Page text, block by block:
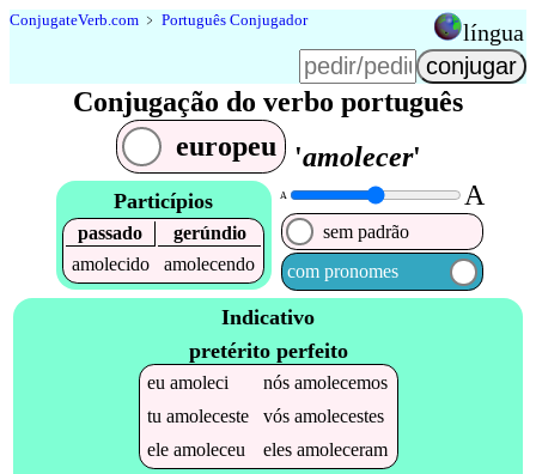
ConjugateVerb.com ﹥ Português Conjugador língua
Conjugação do verbo português
europeu
'amolecer'
Particípios
passado
gerúndio
amolecido
amolecendo
A A
sem padrão
com pronomes
Indicativo
pretérito perfeito
euamoleci nósamolecemos
tuamoleceste vósamolecestes
eleamoleceu elesamoleceram